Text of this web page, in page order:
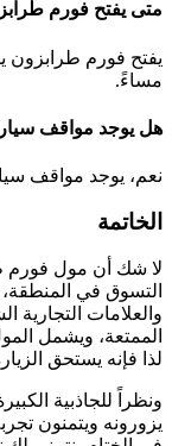
متى يفتح فورم
مساءً.
هل يوجد مواقف
نعم، يوجد مواقف
الخاتمة
لا شك أن مول فورم
التسوق في المنطقة،
والعلامات التجارية
الممتعة، ويشمل
لذا فإنه يستحق
ونظراً للجاذبية
يزورونه ويتمنون